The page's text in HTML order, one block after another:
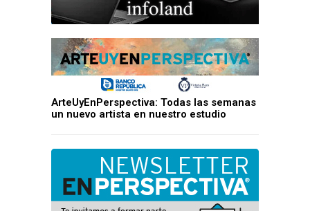
ArteUyEnPerspectiva: Todas las semanas
un nuevo artista en nuestro estudio